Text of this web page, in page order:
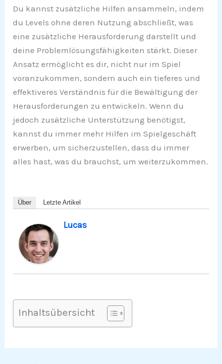
Du kannst zusätzliche Hilfen ansammeln, indem
du Levels ohne deren Nutzung abschließt, was
eine zusätzliche Herausforderung darstellt und
deine Problemlösungsfähigkeiten stärkt. Dieser
Ansatz ermöglicht es dir, nicht nur im Spiel
voranzukommen, sondern auch ein tieferes und
effektiveres Verständnis für die Bewältigung der
Herausforderungen zu entwickeln. Wenn du
jedoch zusätzliche Unterstützung benötigst,
kannst du immer mehr Hilfen im Spielgeschäft
erwerben, um sicherzustellen, dass du immer
alles hast, was du brauchst, um weiterzukommen.
Über Letzte Artikel
Lucas
Inhaltsübersicht